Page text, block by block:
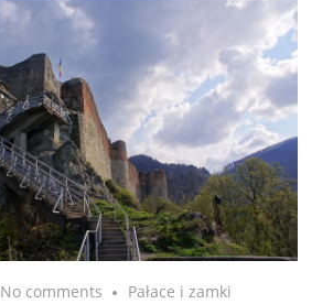
No comments Pałace i zamki